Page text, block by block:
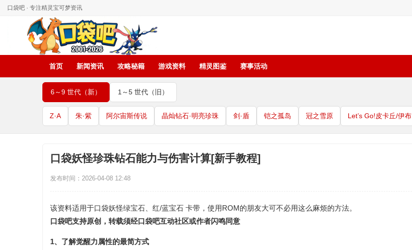
口袋吧 · 专注精灵宝可梦资讯
首页 新闻资讯 攻略秘籍 游戏资料 精灵图鉴 赛事活动
6～9 世代（新） 1～5 世代（旧）
Z·A 朱·紫 阿尔宙斯传说 晶灿钻石·明亮珍珠 剑·盾 铠之孤岛 冠之雪原 Let’s Go!皮卡丘/伊布
口袋妖怪珍珠钻石能力与伤害计算[新手教程]
发布时间：2026-04-08 12:48
该资料适用于口袋妖怪绿宝石、红/蓝宝石 卡带，使用ROM的朋友大可不必用这么麻烦的方法。
口袋吧支持原创，转载须经口袋吧互动社区或作者闪鸣同意
1、了解觉醒力属性的最简方式